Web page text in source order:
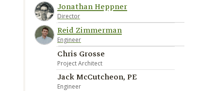
Jonathan Heppner
Director
Reid Zimmerman
Engineer
Chris Grosse
Project Architect
Jack McCutcheon, PE
Engineer